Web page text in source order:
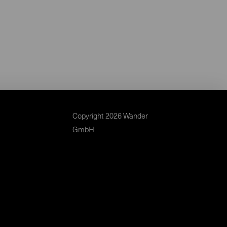
Copyright 2026 Wander
GmbH